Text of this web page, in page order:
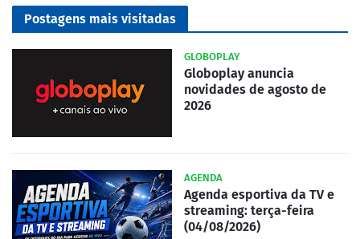
Postagens mais visitadas
GLOBOPLAY
Globoplay anuncia
novidades de agosto de
2026
AGENDA
Agenda esportiva da TV e
streaming: terça-feira
(04/08/2026)